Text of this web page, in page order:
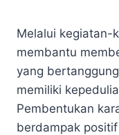
Melalui kegiatan-
membantu
yang
memiliki
Pembentukan
berdampak